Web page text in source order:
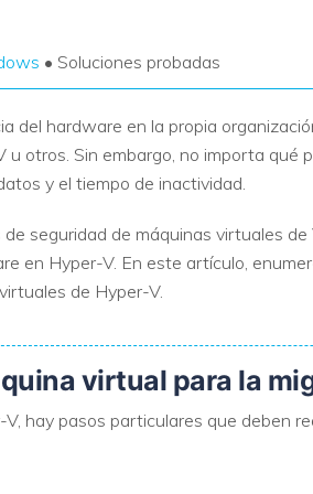
• Soluciones probadas
del hardware en la propia
otros. Sin embargo, no importa qué
y el tiempo de inactividad.
seguridad de máquinas virtuales
en Hyper-V. En este artículo,
de Hyper-V.
virtual para la
hay pasos particulares que deben